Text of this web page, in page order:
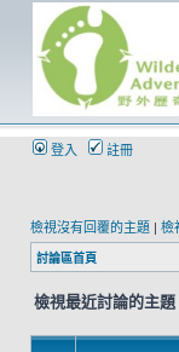
登入 註冊
檢視沒有回覆的主題 | 檢
討論區首頁
檢視最近討論的主題